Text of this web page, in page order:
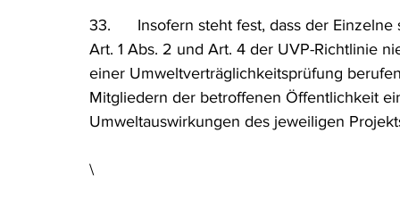
33.      Insofern steht fest, dass der
Art. 1 Abs. 2 und Art. 4 der UVP-
einer Umweltverträglichkeitsprüfung
Mitgliedern der betroffenen Öffentlichkeit
Umweltauswirkungen des jeweiligen
\